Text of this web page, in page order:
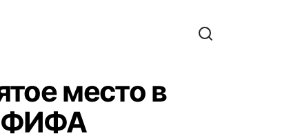
место в
ФИФА